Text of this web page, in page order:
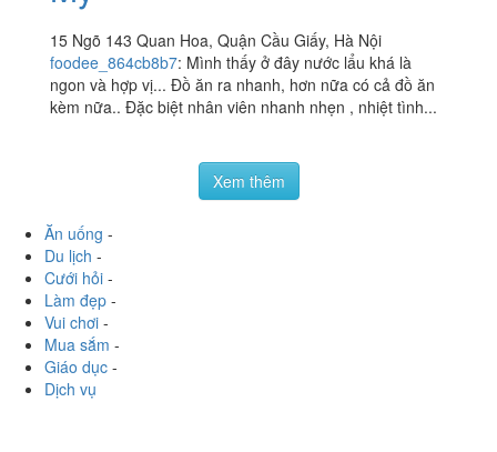
15 Ngõ 143 Quan Hoa, Quận Cầu Giấy, Hà Nội
foodee_864cb8b7
ngon và hợp vị... Đồ ăn ra nhanh, hơn nữa có cả đồ ăn
kèm nữa.. Đặc biệt nhân viên nhanh nhẹn , nhiệt tình...